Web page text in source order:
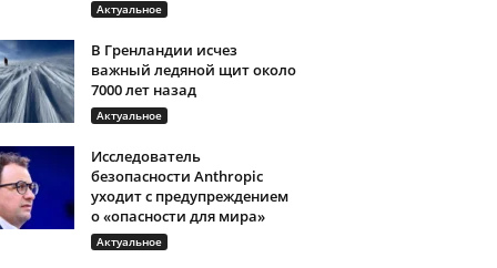
Актуальное
В Гренландии исчез
важный ледяной щит около
7000 лет назад
Актуальное
Исследователь
безопасности Anthropic
уходит с предупреждением
о «опасности для мира»
Актуальное